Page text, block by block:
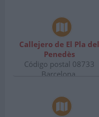
Callejero de El Pla del
Penedès
Código postal 08733
Barcelona.